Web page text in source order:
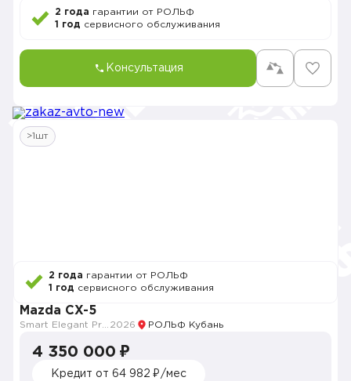
2 года гарантии от РОЛЬФ
1 год сервисного обслуживания
Консультация
>1шт
2 года гарантии от РОЛЬФ
1 год сервисного обслуживания
Mazda CX-5
2026 РОЛЬФ Кубань
4 350 000 ₽
Кредит от 64 982 ₽/мес